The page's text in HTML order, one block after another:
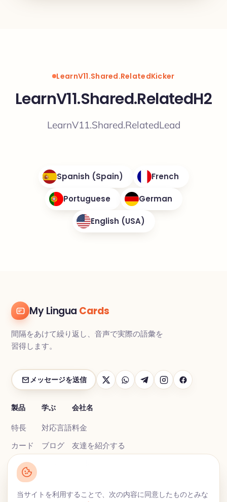
LearnV11.Shared.RelatedKicker
LearnV11.Shared.RelatedH2
LearnV11.Shared.RelatedLead
Spanish (Spain) French
Portuguese German
English (USA)
My Lingua Cards
間隔をあけて繰り返し、音声で実際の語彙を
習得します。
メッセージを送信
製品
特長
カード
練習する
学ぶ
対応言語
ブログ
会社名
料金
友達を紹介する
当サイトを利用することで、次の内容に同意したものとみな